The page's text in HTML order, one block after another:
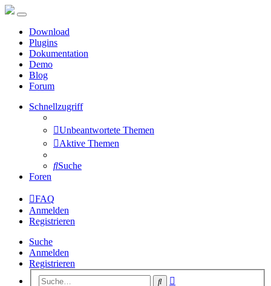
Download
Plugins
Dokumentation
Demo
Blog
Forum
Schnellzugriff
Unbeantwortete Themen
Aktive Themen
Suche
Foren
FAQ
Anmelden
Registrieren
Suche
Anmelden
Registrieren
Suche